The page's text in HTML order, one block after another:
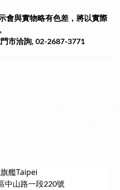
會與實物略有色差，將以實際
市洽詢, 02-2687-3771
艦Taipei
中山路一段220號